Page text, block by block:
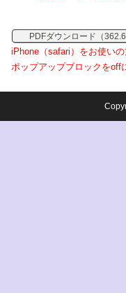
PDFダウンロード（362.6
iPhone（safari）をお使い
ポップアップブロックをoff